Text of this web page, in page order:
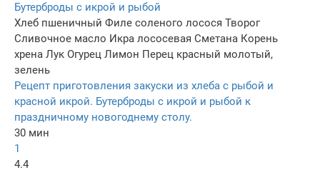
Бутерброды с икрой и рыбой
Хлеб пшеничный Филе соленого лосося Творог
Сливочное масло Икра лососевая Сметана Корень
хрена Лук Огурец Лимон Перец красный молотый,
зелень
Рецепт приготовления закуски из хлеба с рыбой и
красной икрой. Бутерброды с икрой и рыбой к
праздничному новогоднему столу.
30 мин
1
4.4